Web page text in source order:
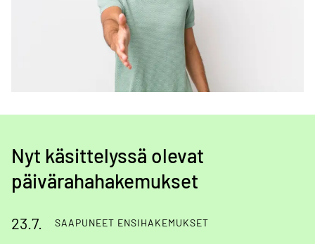
Nyt käsittelyssä olevat
päivärahahakemukset
23.7. SAAPUNEET ENSIHAKEMUKSET